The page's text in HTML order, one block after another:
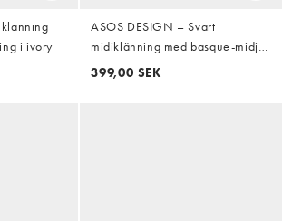
i ivory
ASOS DESIGN – Svart
midiklänning med basque-midja
och vävd kjol
399,00 SEK